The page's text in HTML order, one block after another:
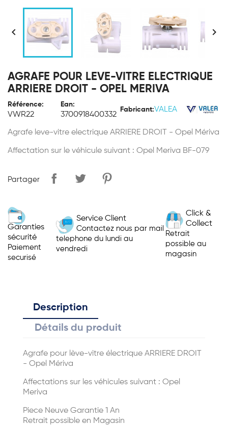
 
AGRAFE POUR LEVE-VITRE ELECTRIQUE
ARRIERE DROIT - OPEL MERIVA
Référence:
VWR22
Ean:
3700918400332
Fabricant:VALEA
Agrafe leve-vitre electrique ARRIERE DROIT - Opel Mériva
Affectation sur le véhicule suivant : Opel Meriva BF-079
Partager
Garanties
sécurité
Paiement
securisé
Service Client
Contactez nous par mail
telephone du lundi au
vendredi
Click &
Collect
Retrait
possible au
magasin
Description
Détails du produit
Agrafe pour lève-vitre électrique ARRIERE DROIT
- Opel Mériva
Affectations sur les véhicules suivant : Opel
Meriva
Piece Neuve Garantie 1 An
Retrait possible en Magasin